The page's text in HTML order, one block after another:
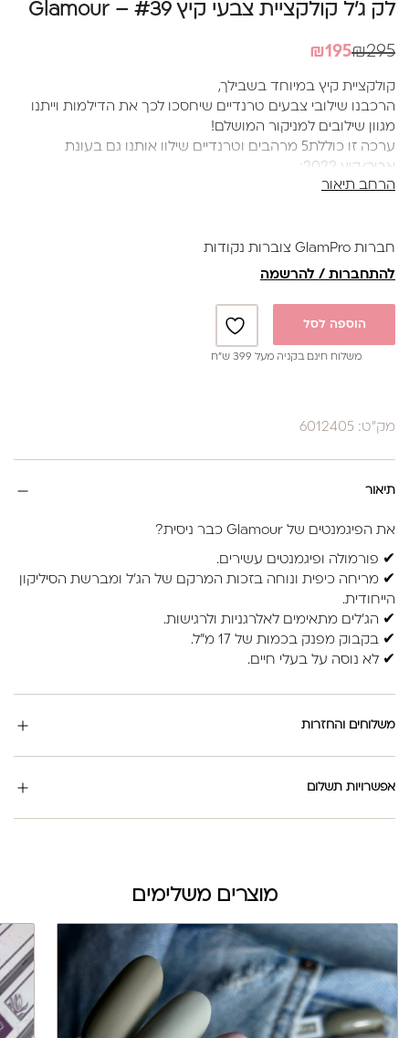
לק ג'ל קולקציית צבעי קיץ #39 – Glamour
₪295
המחיר
היה:
₪295.
₪195המחיר
הוא:
₪195.
קולקציית קיץ במיוחד בשבילך,
הרכבנו שילובי צבעים טרנדיים שיחסכו לכך את הדילמות וייתנו
מגוון שילובים למניקור המושלם!
ערכה זו כוללת5 מרהבים וטרנדיים שילוו אותנו גם בעונת
אביב/קיץ 2022:
הרחב תיאור
חברות GlamPro צוברות נקודות
להתחברות / להרשמה
הוספה לסל
משלוח חינם בקניה מעל 399 ש”ח
מק"ט: 6012405
תיאור
את הפיגמנטים של Glamour כבר ניסית?
✔ פורמולה ופיגמנטים עשירים.
✔ מריחה כיפית ונוחה בזכות המרקם של הג’ל ומברשת הסיליקון
הייחודית.
✔ הג’לים מתאימים לאלרגניות ולרגישות.
✔ בקבוק מפנק בכמות של 17 מ”ל.
✔ לא נוסה על בעלי חיים.
משלוחים והחזרות
אפשרויות תשלום
מוצרים משלימים